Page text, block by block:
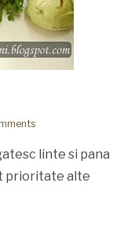
linte si pana
prioritate alte